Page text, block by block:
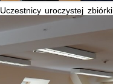
Uczestnicy uroczystej zbiórki